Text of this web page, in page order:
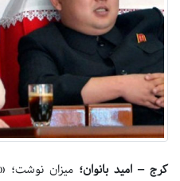
کرج – امید بانوان؛ میزان نوشت؛